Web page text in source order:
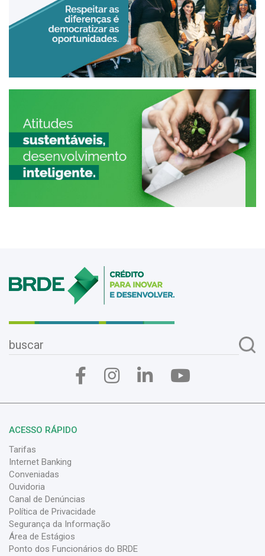
ACESSO RÁPIDO
Tarifas
Internet Banking
Conveniadas
Ouvidoria
Canal de Denúncias
Política de Privacidade
Segurança da Informação
Área de Estágios
Ponto dos Funcionários do BRDE